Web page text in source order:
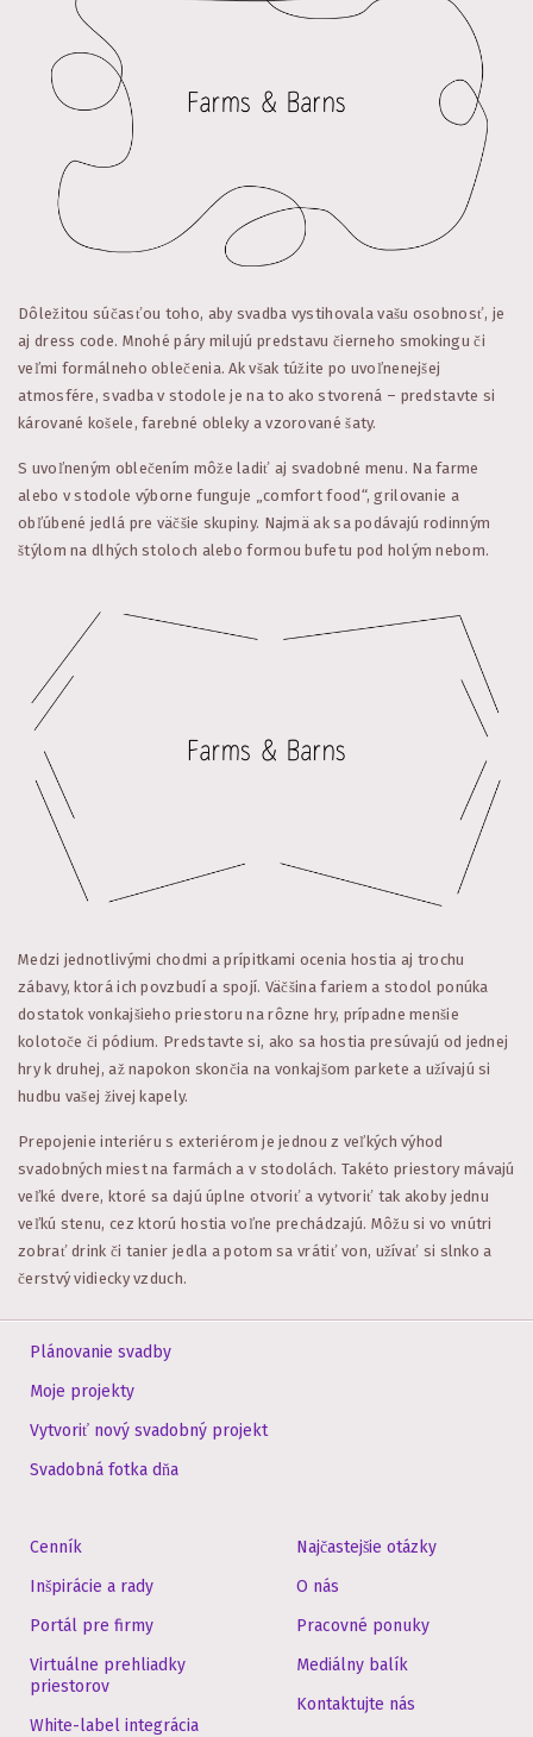
Dôležitou súčasťou toho, aby svadba vystihovala vašu osobnosť, je
aj dress code. Mnohé páry milujú predstavu čierneho smokingu či
veľmi formálneho oblečenia. Ak však túžite po uvoľnenejšej
atmosfére, svadba v stodole je na to ako stvorená – predstavte si
kárované košele, farebné obleky a vzorované šaty.
S uvoľneným oblečením môže ladiť aj svadobné menu. Na farme
alebo v stodole výborne funguje „comfort food“, grilovanie a
obľúbené jedlá pre väčšie skupiny. Najmä ak sa podávajú rodinným
štýlom na dlhých stoloch alebo formou bufetu pod holým nebom.
Medzi jednotlivými chodmi a prípitkami ocenia hostia aj trochu
zábavy, ktorá ich povzbudí a spojí. Väčšina fariem a stodol ponúka
dostatok vonkajšieho priestoru na rôzne hry, prípadne menšie
kolotoče či pódium. Predstavte si, ako sa hostia presúvajú od jednej
hry k druhej, až napokon skončia na vonkajšom parkete a užívajú si
hudbu vašej živej kapely.
Prepojenie interiéru s exteriérom je jednou z veľkých výhod
svadobných miest na farmách a v stodolách. Takéto priestory mávajú
veľké dvere, ktoré sa dajú úplne otvoriť a vytvoriť tak akoby jednu
veľkú stenu, cez ktorú hostia voľne prechádzajú. Môžu si vo vnútri
zobrať drink či tanier jedla a potom sa vrátiť von, užívať si slnko a
čerstvý vidiecky vzduch.
Plánovanie svadby
Moje projekty
Vytvoriť nový svadobný projekt
Svadobná fotka dňa
Cenník
Inšpirácie a rady
Portál pre firmy
Virtuálne prehliadky
priestorov
White-label integrácia
Najčastejšie otázky
O nás
Pracovné ponuky
Mediálny balík
Kontaktujte nás